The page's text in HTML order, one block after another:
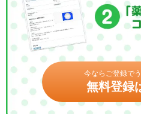
今ならご登録で
無料登録